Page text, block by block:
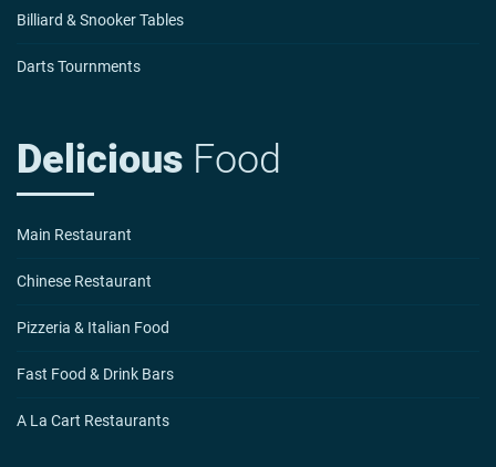
Billiard & Snooker Tables
Darts Tournments
Delicious Food
Main Restaurant
Chinese Restaurant
Pizzeria & Italian Food
Fast Food & Drink Bars
A La Cart Restaurants